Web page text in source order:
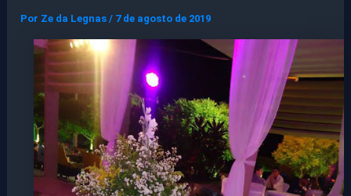
Por Ze da Legnas/ 7 de agosto de 2019